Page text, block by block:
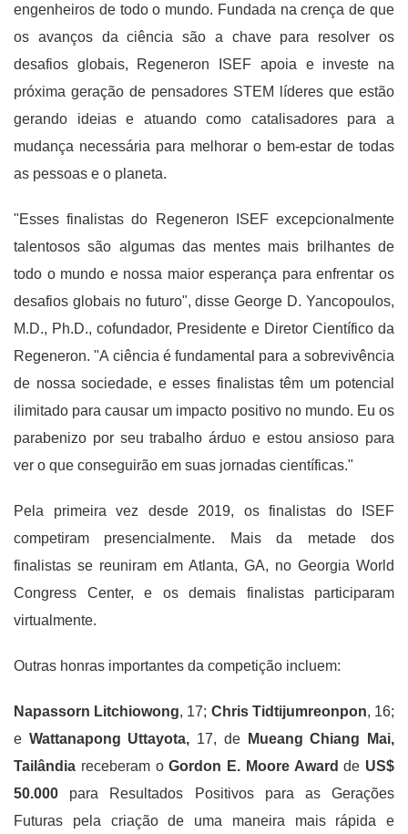
engenheiros de todo o mundo. Fundada na crença de que
os avanços da ciência são a chave para resolver os
desafios globais, Regeneron ISEF apoia e investe na
próxima geração de pensadores STEM líderes que estão
gerando ideias e atuando como catalisadores para a
mudança necessária para melhorar o bem-estar de todas
as pessoas e o planeta.
"Esses finalistas do Regeneron ISEF excepcionalmente
talentosos são algumas das mentes mais brilhantes de
todo o mundo e nossa maior esperança para enfrentar os
desafios globais no futuro", disse George D. Yancopoulos,
M.D., Ph.D., cofundador, Presidente e Diretor Científico da
Regeneron. "A ciência é fundamental para a sobrevivência
de nossa sociedade, e esses finalistas têm um potencial
ilimitado para causar um impacto positivo no mundo. Eu os
parabenizo por seu trabalho árduo e estou ansioso para
ver o que conseguirão em suas jornadas científicas."
Pela primeira vez desde 2019, os finalistas do ISEF
competiram presencialmente. Mais da metade dos
finalistas se reuniram em Atlanta, GA, no Georgia World
Congress Center, e os demais finalistas participaram
virtualmente.
Outras honras importantes da competição incluem:
Napassorn Litchiowong, 17; Chris Tidtijumreonpon, 16;
e Wattanapong Uttayota, 17, de
Mueang Chiang Mai,
Tailândia receberam oGordon E. Moore Award de US$
50.000 para Resultados Positivos para as Gerações
Futuras pela criação de uma maneira mais rápida e